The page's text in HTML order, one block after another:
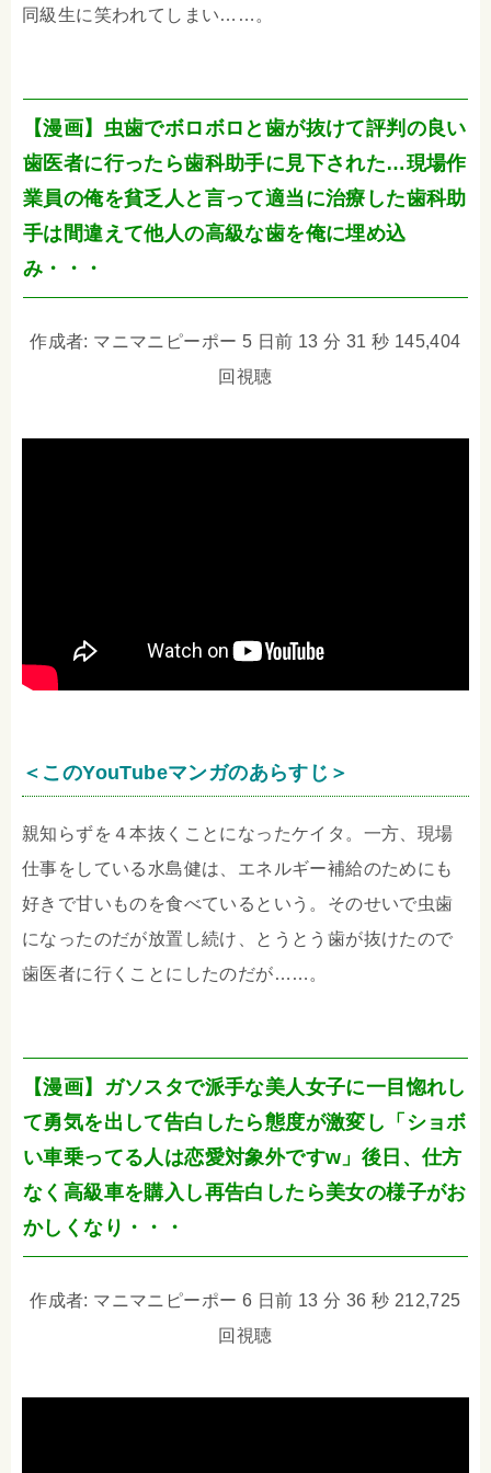
同級生に笑われてしまい……。
【漫画】虫歯でボロボロと歯が抜けて評判の良い
歯医者に行ったら歯科助手に見下された…現場作
業員の俺を貧乏人と言って適当に治療した歯科助
手は間違えて他人の高級な歯を俺に埋め込
み・・・
作成者: マニマニピーポー 5 日前 13 分 31 秒 145,404
回視聴
＜このYouTubeマンガのあらすじ＞
親知らずを４本抜くことになったケイタ。一方、現場
仕事をしている水島健は、エネルギー補給のためにも
好きで甘いものを食べているという。そのせいで虫歯
になったのだが放置し続け、とうとう歯が抜けたので
歯医者に行くことにしたのだが……。
【漫画】ガソスタで派手な美人女子に一目惚れし
て勇気を出して告白したら態度が激変し「ショボ
い車乗ってる人は恋愛対象外ですw」後日、仕方
なく高級車を購入し再告白したら美女の様子がお
かしくなり・・・
作成者: マニマニピーポー 6 日前 13 分 36 秒 212,725
回視聴